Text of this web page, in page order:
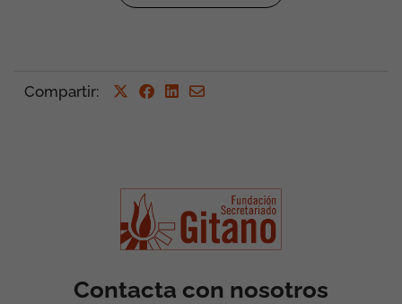
Compartir:
Contacta con nosotros